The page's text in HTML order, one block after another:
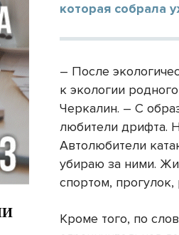
которая собрала
– После
к экологии
Черкалин. – С
любители дрифта.
Автолюбители
убираю за ними.
спортом,
Кроме того, по